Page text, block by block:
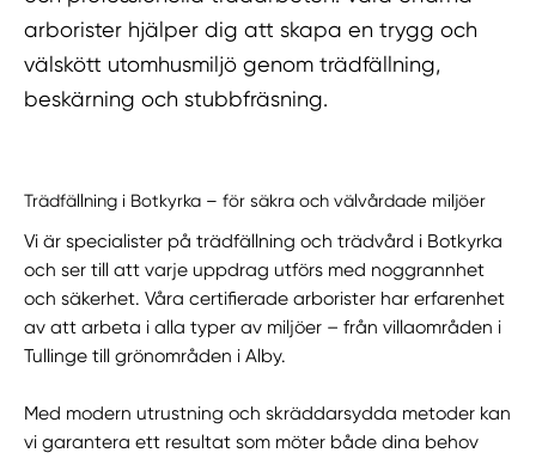
arborister hjälper dig att skapa en trygg och
välskött utomhusmiljö genom trädfällning,
beskärning och stubbfräsning.
Trädfällning i Botkyrka – för säkra och välvårdade miljöer
Vi är specialister på trädfällning och trädvård i Botkyrka
och ser till att varje uppdrag utförs med noggrannhet
och säkerhet. Våra certifierade arborister har erfarenhet
av att arbeta i alla typer av miljöer – från villaområden i
Tullinge till grönområden i Alby.
Med modern utrustning och skräddarsydda metoder kan
vi garantera ett resultat som möter både dina behov